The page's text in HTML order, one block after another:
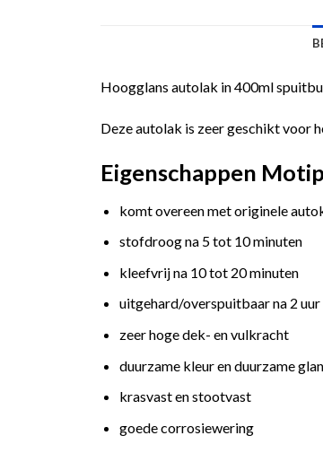
Hoogglans autolak in 400ml
Deze autolak is zeer geschikt voor
Eigenschappen
komt overeen met originele
stofdroog na 5 tot 10 minuten
kleefvrij na 10 tot 20 minuten
uitgehard/overspuitbaar na 2 uur
zeer hoge dek- en vulkracht
duurzame kleur en duurzame
krasvast en stootvast
goede corrosiewering